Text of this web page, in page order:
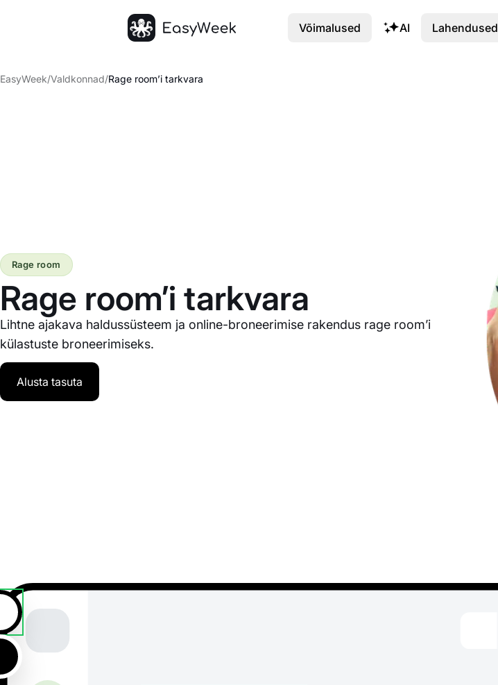
EasyWeek/Valdkonnad/Rage room’i tarkvara
Rage room’i tarkvara
Lihtne ajakava haldussüsteem ja online-broneerimise rakendus rage room’i
külastuste broneerimiseks.
Rage room
Alusta tasuta
Võimalused AI Lahendused